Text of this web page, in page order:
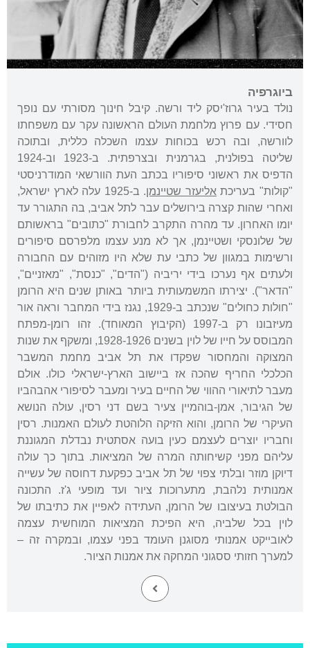
ביוגרפיה
נולד בעיר גרוז'יסק ליד ורשה. קיבל חינוך מסורתי עם נופך
חסידי. עם פרוץ מלחמת העולם הראשונה עקר עם משפחתו
לוורשה, ובה רכש בכוחות עצמו השכלה כללית, ובתוכה
שליטה בפולנית, בגרמנית ובצרפתית. ב-1923 וב-1924
הדפיס את ראשוני סיפוריו בכתב העת הוורשאי המודרניסטי
"קולות" בעריכתאליעזר שטיינמן
. ב-1925 עלה לארץ ישראל,
ואחרי שהות קצרה בירושלים עבר לתל אביב, בה התגורר עד
יומו האחרון. עד מהרה התקרב לחבורת "כתובים" בראשותם
של שלונסקי ושטיינמן, אך לא מנע עצמו מלפרסם סיפורים
ורשימות במגוון של כתבי עת שלא היו מזוהים עם החבורה
ולעתים אף נערכו בידי יריביה ("הדים", "כנסת", "מאזניים",
"הדאר"). יצירתו המשמעותית ביותר באותן שנים היא הרומן
"חולות כחולים" שנכתב ב-1929, נגנז בידי המחבר וראה אור
מעיזבונו רק ב-1997 (הקיבוץ המאוחד). זהו רומן-מפתח
המבוסס על חייו של לוין בשנים 1928-1926, ומשקף את שנות
המצוקה והמחסור שפקדו את תל אביב מחמת המשבר
הכלכלי החריף שהכה אז ביישוב הארץ-ישראלי כולו. אולם
מעבר לתיאורי ההווי של החיים בעיר ומעבר לסיפורי אהבהביו
של הגיבור, אמן-בוהמיין צעיר בשם דני רסין, עולה הנושא
העיקרי של הרומן, והוא הזיקה הלוהטת לעולם האמנות. רסין
וחבריו יוצרים לעצמם כעין בועה אסתטית נבדלת המגוננת
עליהם מפני קשיחותה המרה של המציאות. בתוך כך עולה
דיוקן מוזר ובלתי צפוי של תל אביב כפקעת דחוסה של עשייה
אמנותית נלהבת, מתערוכות ציור ועד מופעי ג'ז. התכונה
הבולטת בעיצובו של הרומן, העתידה לאפיין את כתיבתו של
לוין בכל שלביה, היא הפיכת המציאות המוחשית עצמה
לאובייקט אמנותי מסוגנן העומד בפני עצמו, ובמקרה זה –
למערך חזותי ססגוני המחקה את אמנות הציור.